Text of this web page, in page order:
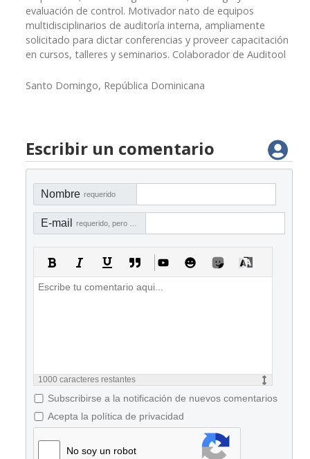
evaluación de control. Motivador nato de equipos
multidisciplinarios de auditoría interna, ampliamente
solicitado para dictar conferencias y proveer capacitación
en cursos, talleres y seminarios. Colaborador de Auditool
Santo Domingo, República Dominicana
Escribir un comentario
Nombre requerido
E-mail
1000 caracteres restantes
Subscribirse a la notificación de nuevos comentarios
Acepta la política de privacidad
No soy un robot